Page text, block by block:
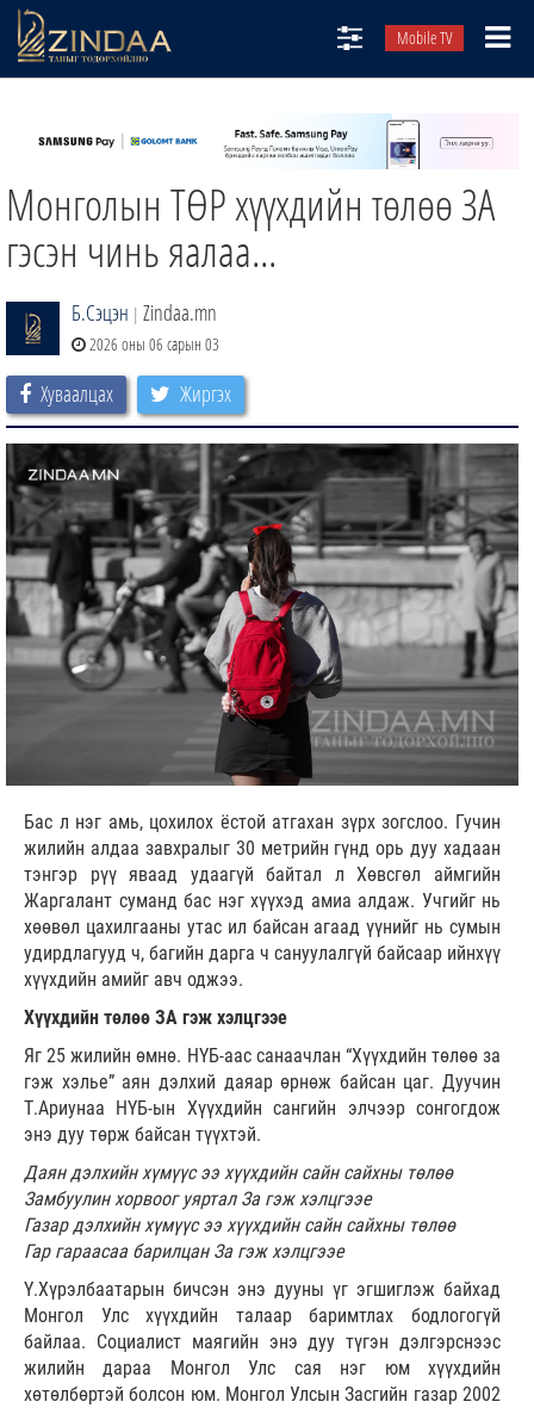
Mobile TV
ТВ8
ӨГЛӨӨНИЙ СОНИН
Монголын ТӨР хүүхдийн төлөө ЗА
гэсэн чинь яалаа...
Б.Сэцэн | Zindaa.mn
2026 оны 06 сарын 03
Хуваалцах Жиргэх
Бас л нэг амь, цохилох ёстой атгахан зүрх зогслоо. Гучин
жилийн алдаа завхралыг 30 метрийн гүнд орь дуу хадаан
тэнгэр рүү яваад удаагүй байтал л Хөвсгөл аймгийн
Жаргалант суманд бас нэг хүүхэд амиа алдаж. Учгийг нь
хөөвөл цахилгааны утас ил байсан агаад үүнийг нь сумын
удирдлагууд ч, багийн дарга ч сануулалгүй байсаар ийнхүү
хүүхдийн амийг авч оджээ.
Хүүхдийн төлөө ЗА гэж хэлцгээе
Яг 25 жилийн өмнө. НҮБ-аас санаачлан “Хүүхдийн төлөө за
гэж хэлье” аян дэлхий даяар өрнөж байсан цаг. Дуучин
Т.Ариунаа НҮБ-ын Хүүхдийн сангийн элчээр сонгогдож
энэ дуу төрж байсан түүхтэй.
Даян дэлхийн хүмүүс ээ хүүхдийн сайн сайхны төлөө
Замбуулин хорвоог уяртал За гэж хэлцгээе
Газар дэлхийн хүмүүс ээ хүүхдийн сайн сайхны төлөө
Гар гараасаа барилцан За гэж хэлцгээе
Ү.Хүрэлбаатарын бичсэн энэ дууны үг эгшиглэж байхад
Монгол Улс хүүхдийн талаар баримтлах бодлогогүй
байлаа. Социалист маягийн энэ дуу түгэн дэлгэрснээс
жилийн дараа Монгол Улс сая нэг юм хүүхдийн
хөтөлбөртэй болсон юм. Монгол Улсын Засгийн газар 2002